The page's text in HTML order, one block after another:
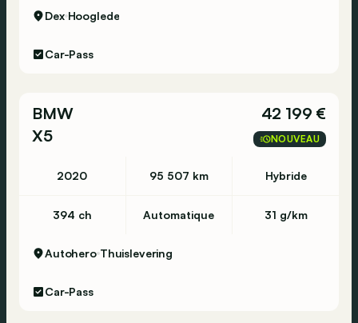
Dex Hooglede
Car-Pass
BMW
X5
42 199 €
NOUVEAU
2020 95 507 km Hybride
394 ch Automatique 31 g/km
Autohero Thuislevering
Car-Pass